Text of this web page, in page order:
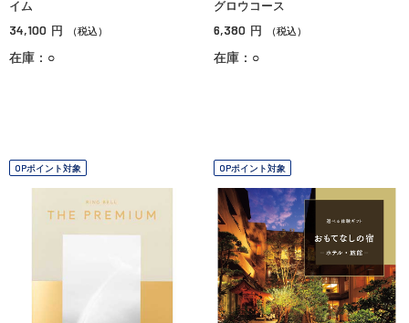
イム
34,100 円 （税込）
在庫：○
グロウコース
6,380 円 （税込）
在庫：○
OPポイント対象 OPポイント対象